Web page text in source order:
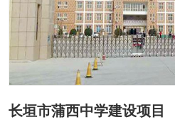
长垣市蒲西中学建设项目